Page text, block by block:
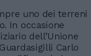
uno dei terreni
In occasione
dell’Unione
Carlo